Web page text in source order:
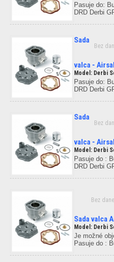
Pasuje do:
DRD Derbi
Bez
Sada
valca -
Model: Derbi
Pasuje do:
DRD Derbi
Bez
Sada
valca -
Model: Derbi
Pasuje do :
DRD Derbi
Bez
Sada valca
Model: Derbi
Je možné
Pasuje do :